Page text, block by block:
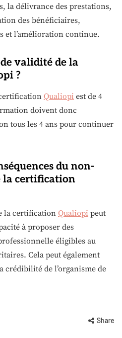
la délivrance des prestations,
des bénéficiaires,
et l’amélioration continue.
validité de la
?
Qualiopi est de 4
doivent donc
tous les 4 ans pour continuer
du non-
la certification
la certification Qualiopi peut
à proposer des
éligibles au
Cela peut également
crédibilité de l’organisme de
Share